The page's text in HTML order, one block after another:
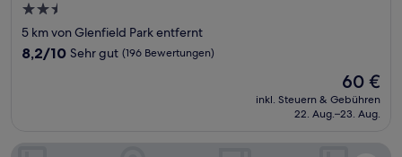
2.5-
Sterne-
Unterkunft
5 km von Glenfield Park entfernt
8.2
Bewertungen)
8,2/10 Sehr gut (196 Bewertungen)
Der
Preis
beträgt
60 €
inkl. Steuern & Gebühren
22. Aug.–23. Aug.